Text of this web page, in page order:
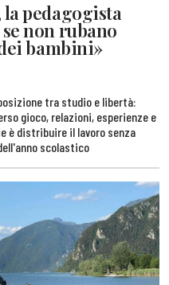
pedagogista
non rubano
bambini»
tra studio e libertà:
gioco, relazioni, esperienze e
è distribuire il lavoro senza
scolastico